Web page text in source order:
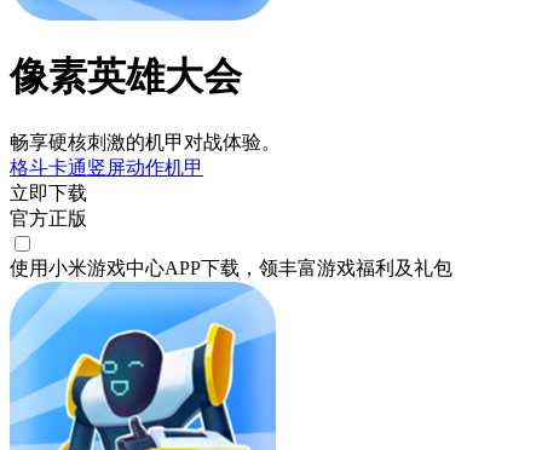
像素英雄大会
畅享硬核刺激的机甲对战体验。
格斗卡通竖屏动作机甲
立即下载
官方正版
使用小米游戏中心APP下载 ，领丰富游戏福利 及礼包